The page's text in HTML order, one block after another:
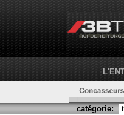
catégorie: